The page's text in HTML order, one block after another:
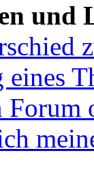
und